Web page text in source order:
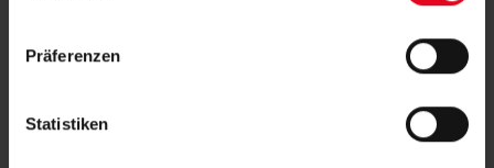
IP-Adressen) verarbeitet werden. Durch Klicken auf den
Speicherung aller aufgeführten Cookies und der
Daten für die unten jeweils angegebene Zwecke gem. §
25 Abs. 1 TDDDG, Art. 6 Abs. 1 lit. a DSGVO zu. Sie
Präferenzen
Statistiken
DEINE VORTEILE IN UNSEREM